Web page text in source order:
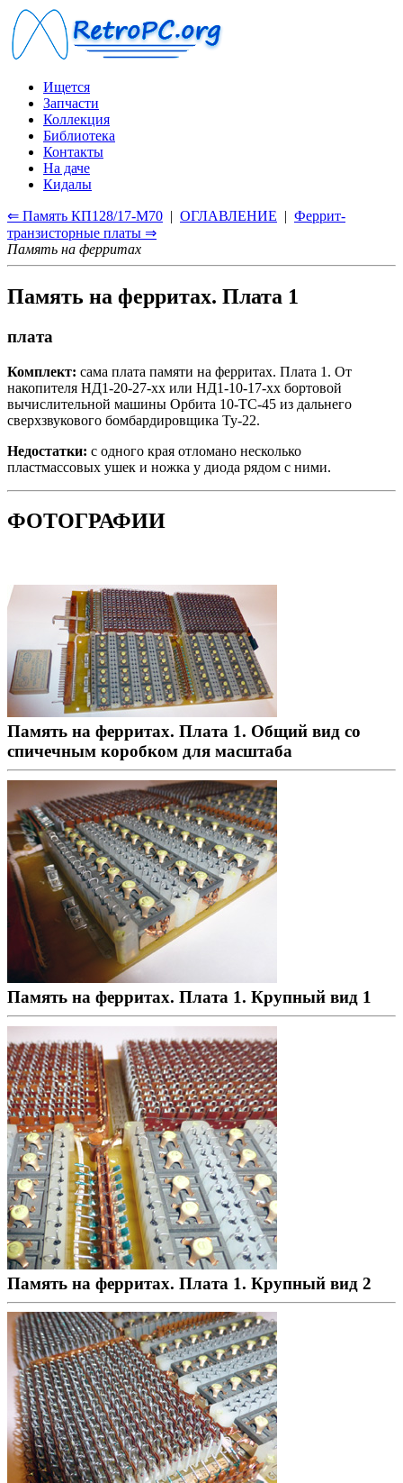
Ищется
Запчасти
Коллекция
Библиотека
Контакты
На даче
Кидалы
⇐ Память КП128/17-М70 | ОГЛАВЛЕНИЕ | Феррит-
транзисторные платы ⇒
Память на ферритах
Память на ферритах. Плата 1
плата
Комплект: сама плата памяти на ферритах. Плата 1. От
накопителя НД1-20-27-хх или НД1-10-17-хх бортовой
вычислительной машины Орбита 10-ТС-45 из дальнего
сверхзвукового бомбардировщика Ту-22.
Недостатки: с одного края отломано несколько
пластмассовых ушек и ножка у диода рядом с ними.
ФОТОГРАФИИ
Память на ферритах. Плата 1. Общий вид со
спичечным коробком для масштаба
Память на ферритах. Плата 1. Крупный вид 1
Память на ферритах. Плата 1. Крупный вид 2